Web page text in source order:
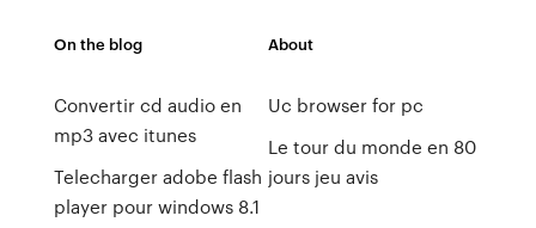
On the blog
Convertir cd audio en
mp3 avec itunes
Telecharger adobe flash
player pour windows 8.1
About
Uc browser for pc
Le tour du monde en 80
jours jeu avis